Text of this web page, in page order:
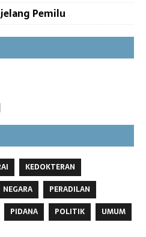
Pemilu
KEDOKTERAN
NEGARA
PERADILAN
PIDANA POLITIK UMUM